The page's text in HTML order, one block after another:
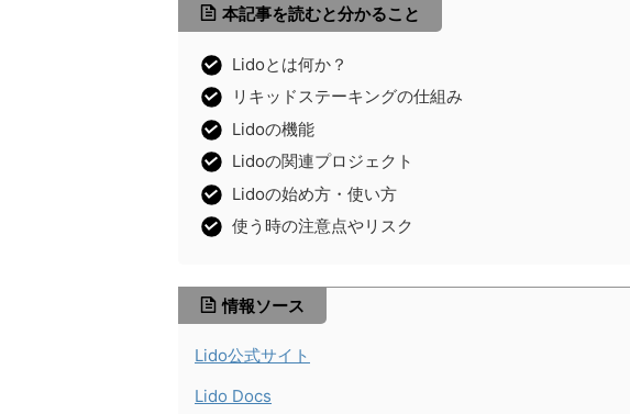
本記事を読むと分かること
Lidoとは何か？
リキッドステーキングの仕組み
Lidoの機能
Lidoの関連プロジェクト
Lidoの始め方・使い方
使う時の注意点やリスク
情報ソース
Lido公式サイト
Lido Docs